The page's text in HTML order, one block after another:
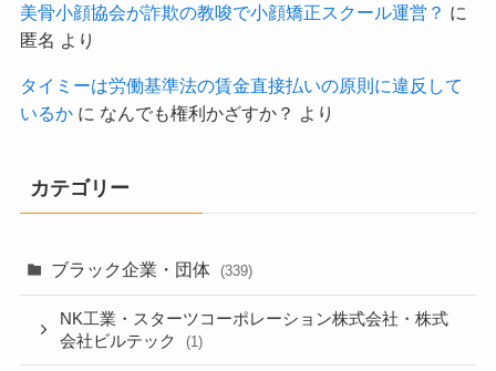
美骨小顔協会が詐欺の教唆で小顔矯正スクール運営？ に
匿名 より
タイミーは労働基準法の賃金直接払いの原則に違反して
いるかに なんでも権利かざすか？ より
カテゴリー
ブラック企業・団体 (339)
NK工業・スターツコーポレーション株式会社・株式
会社ビルテック
(1)